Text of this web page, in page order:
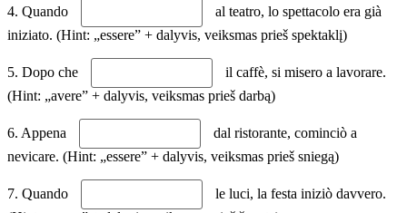
4. Quando
al teatro, lo spettacolo era già
iniziato. (Hint: „essere” + dalyvis, veiksmas prieš spektaklį)
5. Dopo che
il caffè, si misero a lavorare.
(Hint: „avere” + dalyvis, veiksmas prieš darbą)
6. Appena
dal ristorante, cominciò a
nevicare. (Hint: „essere” + dalyvis, veiksmas prieš sniegą)
7. Quando
le luci, la festa iniziò davvero.